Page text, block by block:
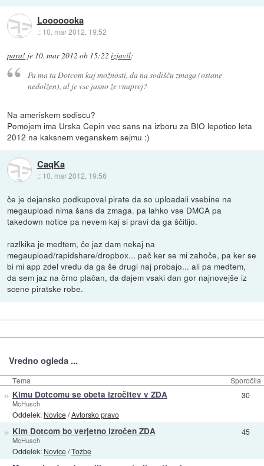
Looooooka
:: 10. mar 2012, 19:52
para! je 10. mar 2012 ob 15:22 izjavil:
Pa ma ta Dotcom kaj možnosti, da na sodišču zmaga (ostane
nedolžen), al je vse jasno že vnaprej?
Na ameriskem sodiscu?
Pomojem ima Urska Cepin vec sans na izboru za BIO lepotico leta
2012 na kaksnem veganskem sejmu :)
CaqKa
:: 10. mar 2012, 19:56
če je dejansko podkupoval pirate da so uploadali vsebine na
megaupload nima šans da zmaga. pa lahko vse DMCA pa
takedown notice pa nevem kaj si pravi da ga ščitijo.
razlkika je medtem, če jaz dam nekaj na
megaupload/rapidshare/dropbox... pač ker se mi zahoče, pa ker se
bi mi app zdel vredu da ga še drugi naj probajo... ali pa medtem,
da sem jaz na črno plačan, da dajem vsaki dan gor najnovejše iz
scene piratske robe.
Vredno ogleda ...
Tema Sporočila
» Kimu Dotcomu se obeta izročitev v ZDA
McHusch
Oddelek: Novice/Avtorsko pravo
30
» Kim Dotcom bo verjetno izročen ZDA
McHusch
Oddelek: Novice/Tožbe
45